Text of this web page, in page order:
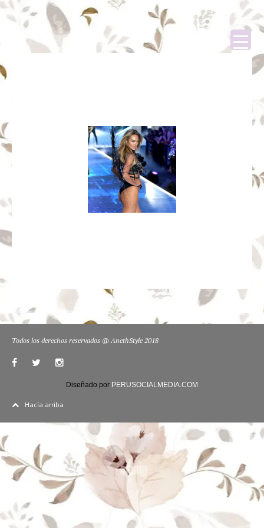
Todos los derechos reservados @ AnethStyle 2018
Diseñado por PERUSOCIALMEDIA.COM
Hacía arriba